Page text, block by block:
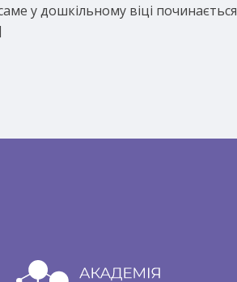
у дошкільному віці починається